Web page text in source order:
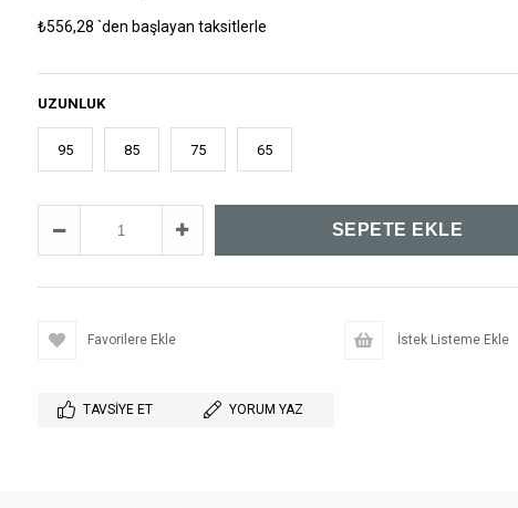
₺556,28 `den başlayan taksitlerle
UZUNLUK
95 85 75 65
Favorilere Ekle İstek Listeme Ekle
TAVSIYE ET YORUM YAZ